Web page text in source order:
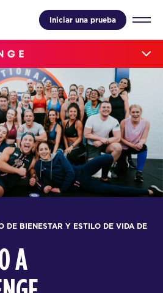
Iniciar una prueba
DE BIENESTAR Y ESTILO DE VIDA DE
A